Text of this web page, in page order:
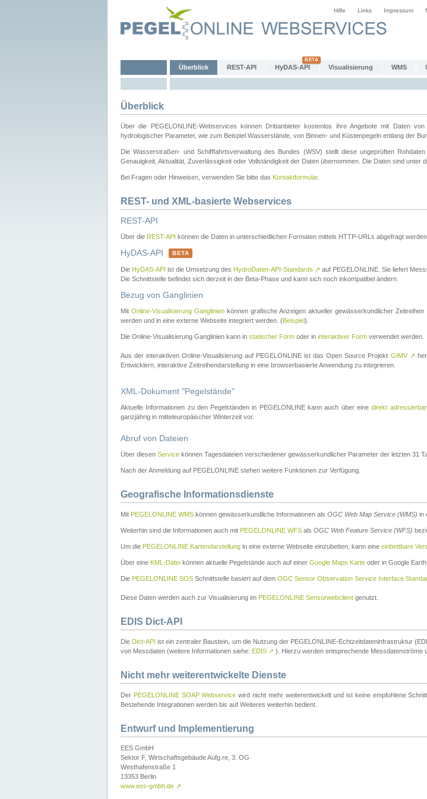
Hilfe Links Impressum
Überblick REST-API HyDAS-API Visualisierung WMS
Überblick
Über die PEGELONLINE-Webservices können Drittanbieter kostenlos ihre Angebote mit Daten
hydrologischer Parameter, wie zum Beispiel Wasserstände, von Binnen- und Küstenpegeln entlang der
Die Wasserstraßen- und Schifffahrtsverwaltung des Bundes (WSV) stellt diese ungeprüften
Genauigkeit, Aktualität, Zuverlässigkeit oder Vollständigkeit der Daten übernommen. Die Daten sind unter
Bei Fragen oder Hinweisen, verwenden Sie bitte das Kontaktformular.
REST- und XML-basierte Webservices
REST-API
Über die REST-API können die Daten in unterschiedlichen Formaten mittels HTTP-URLs abgefragt
HyDAS-API BETA
Die HyDAS-API ist die Umsetzung des HydroDaten-API-Standards ↗ auf PEGELONLINE. Sie liefert
Die Schnittstelle befindet sich derzeit in der Beta-Phase und kann sich noch inkompatibel ändern.
Bezug von Ganglinien
MitOnline-Visualisierung Ganglinien können grafische Anzeigen aktueller gewässerkundlicher
werden und in eine externe Webseite integriert werden. (Beispiel).
Die Online-Visualisierung Ganglinien kann in statischer Form oder in interaktiver Form verwendet werden.
Aus der interaktiven Online-Visualisierung auf PEGELONLINE ist das Open Source Projekt GIMV ↗
Entwicklern, interaktive Zeitreihendarstellung in eine browserbasierte Anwendung zu integrieren.
XML-Dokument "Pegelstände"
Aktuelle Informationen zu den Pegelständen in PEGELONLINE kann auch über einedirekt
ganzjährig in mitteleuropäischer Winterzeit vor.
Abruf von Dateien
Über diesen Service können Tagesdateien verschiedener gewässerkundlicher Parameter der letzten 31
Nach der Anmeldung auf PEGELONLINE stehen weitere Funktionen zur Verfügung.
Geografische Informationsdienste
Mit PEGELONLINE WMS können gewässerkundliche Informationen als OGC Web Map Service (WMS) in
Weiterhin sind die Informationen auch mit PEGELONLINE WFS als OGC Web Feature Service (WFS)
Um die PEGELONLINE Kartendarstellung in eine externe Webseite einzubetten, kann eine einbettbare
Über eine KML-Datei können aktuelle Pegelstände auch auf einer Google Maps Karte oder in Google
Die PEGELONLINE SOS Schnittstelle basiert auf dem OGC Sensor Observation Service Interface
Diese Daten werden auch zur Visualisierung im PEGELONLINE Sensorwebclient genutzt.
EDIS Dict-API
Die Dict-API ist ein zentraler Baustein, um die Nutzung der PEGELONLINE-Echtzeitdateninfrastruktur
von Messdaten (weitere Informationen siehe: EDIS ↗ ). Hierzu werden entsprechende Messdatenströme
Nicht mehr weiterentwickelte Dienste
Der PEGELONLINE SOAP Webservice wird nicht mehr weiterentwickelt und ist keine empfohlene
Bestehende Integrationen werden bis auf Weiteres weiterhin bedient.
Entwurf und Implementierung
EES GmbH
Sektor F, Wirtschaftsgebäude Aufg.re, 3. OG
Westhafenstraße 1
13353 Berlin
www.ees-gmbh.de ↗